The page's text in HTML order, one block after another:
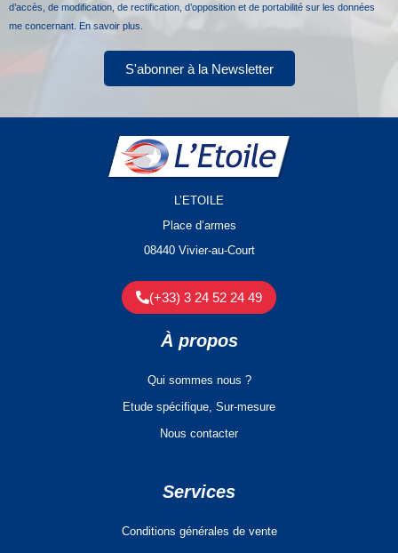
d’accès, de modification, de rectification, d’opposition et de portabilité sur les données
me concernant. En savoir plus.
S'abonner à la Newsletter
L’ETOILE
Place d’armes
08440 Vivier-au-Court
(+33) 3 24 52 24 49
À propos
Qui sommes nous ?
Etude spécifique, Sur-mesure
Nous contacter
Services
Conditions générales de vente